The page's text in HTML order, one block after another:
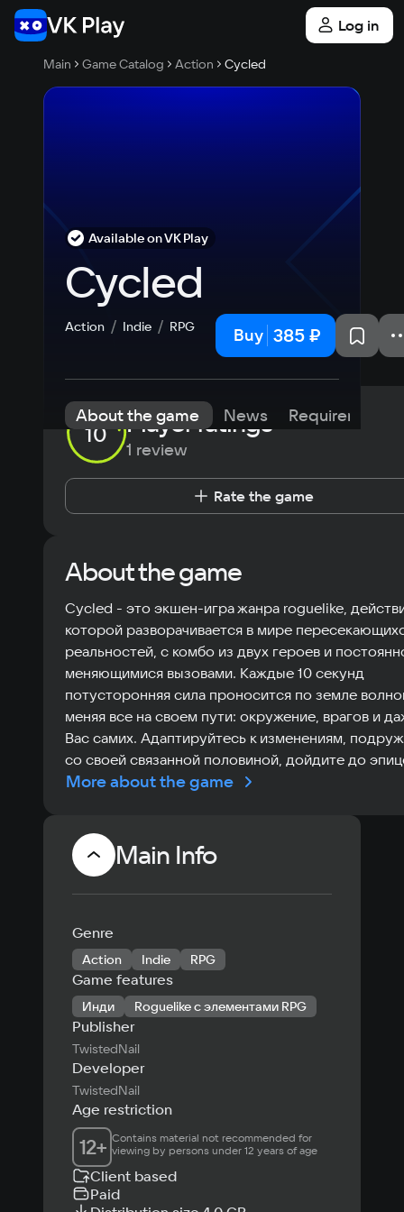
Log in
Main Game Catalog Action Cycled
Available on VK Play
Cycled
Action Indie RPG Buy 385 ₽
About the game News Requirements
10 Player ratings
1 review
Rate the game
About the game
Cycled - это экшен-игра жанра roguelike,
которой разворачивается в мире
реальностей, с комбо из двух героев и
меняющимися вызовами. Каждые 10 секунд
потусторонняя сила проносится по земле
меняя все на своем пути: окружение, врагов и
Вас самих. Адаптируйтесь к изменениям,
со своей связанной половиной, дойдите до
катаклизма и положите конец этому безумию!
More about the game
Main Info
Genre
Action Indie RPG
Game features
Инди Roguelike с элементами RPG
Publisher
TwistedNail
Developer
TwistedNail
Age restriction
12+ Contains material not recommended for
viewing by persons under 12 years of age
Client based
Paid